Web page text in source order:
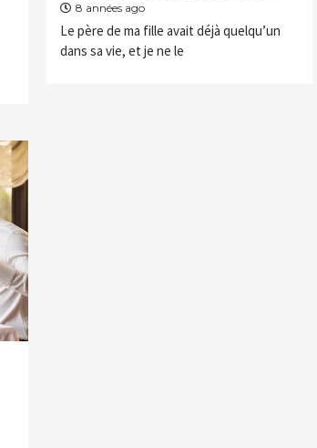
8 années ago
Le père de ma fille avait déjà quelqu’un
dans sa vie, et je ne le